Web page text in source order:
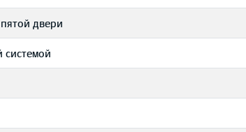
двери
системой